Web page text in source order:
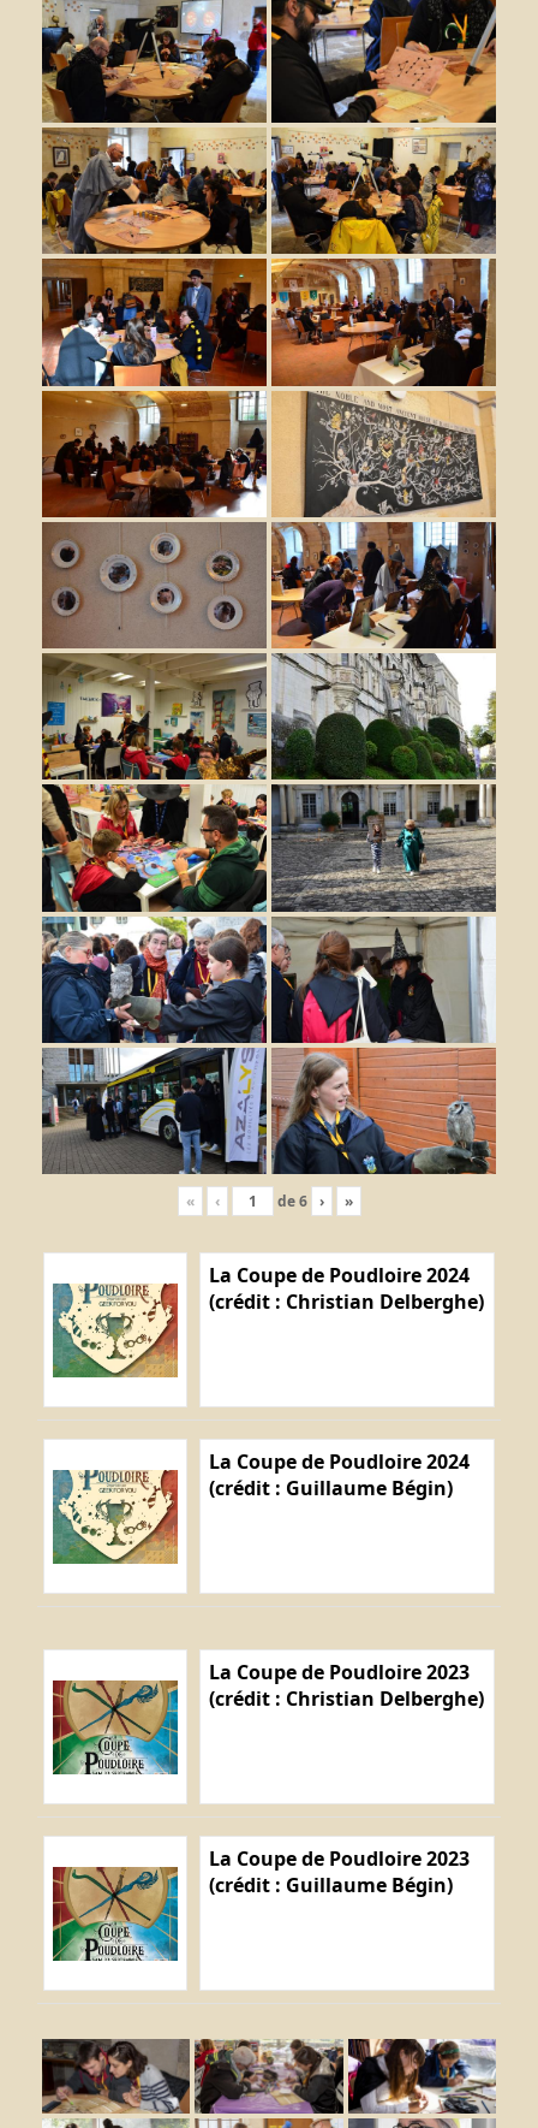
« ‹ de6 › »
La Coupe de Poudloire 2024
(crédit : Christian Delberghe)
La Coupe de Poudloire 2024
(crédit : Guillaume Bégin)
La Coupe de Poudloire 2023
(crédit : Christian Delberghe)
La Coupe de Poudloire 2023
(crédit : Guillaume Bégin)